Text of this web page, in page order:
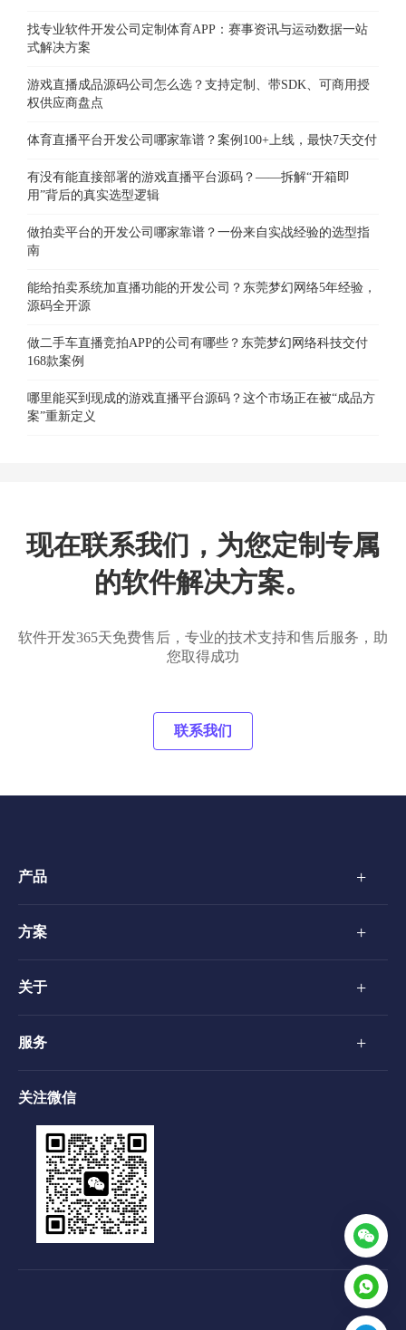
找专业软件开发公司定制体育APP：赛事资讯与运动数据一站
式解决方案
游戏直播成品源码公司怎么选？支持定制、带SDK、可商用授
权供应商盘点
体育直播平台开发公司哪家靠谱？案例100+上线，最快7天交付
有没有能直接部署的游戏直播平台源码？——拆解“开箱即
用”背后的真实选型逻辑
做拍卖平台的开发公司哪家靠谱？一份来自实战经验的选型指
南
能给拍卖系统加直播功能的开发公司？东莞梦幻网络5年经验，
源码全开源
做二手车直播竞拍APP的公司有哪些？东莞梦幻网络科技交付
168款案例
哪里能买到现成的游戏直播平台源码？这个市场正在被“成品方
案”重新定义
现在联系我们，为您定制专属
的软件解决方案。
软件开发365天免费售后，专业的技术支持和售后服务，助
您取得成功
联系我们
产品 +
方案 +
关于 +
服务 +
关注微信